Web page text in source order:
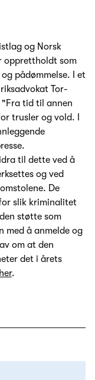
og Norsk
opprettholdt som
pådømmelse. I et
Tor-
tid til annen
trusler og vold. I
til dette ved å
og ved
De
slik kriminalitet
støtte som
med å anmelde og
om at den
det i årets
.